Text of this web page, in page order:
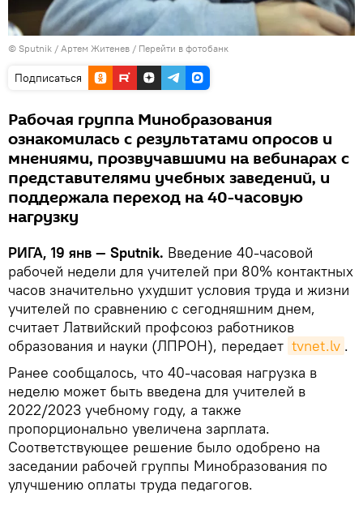
© Sputnik / Артем Житенев / Перейти в фотобанк
Подписаться
Рабочая группа Минобразования
ознакомилась с результатами опросов и
мнениями, прозвучавшими на вебинарах с
представителями учебных заведений, и
поддержала переход на 40-часовую
нагрузку
РИГА, 19 янв — Sputnik. Введение 40-часовой
рабочей недели для учителей при 80% контактных
часов значительно ухудшит условия труда и жизни
учителей по сравнению с сегодняшним днем,
считает Латвийский профсоюз работников
образования и науки (ЛПРОН), передает tvnet.lv .
Ранее сообщалось, что 40-часовая нагрузка в
неделю может быть введена для учителей в
2022/2023 учебному году, а также
пропорционально увеличена зарплата.
Соответствующее решение было одобрено на
заседании рабочей группы Минобразования по
улучшению оплаты труда педагогов.